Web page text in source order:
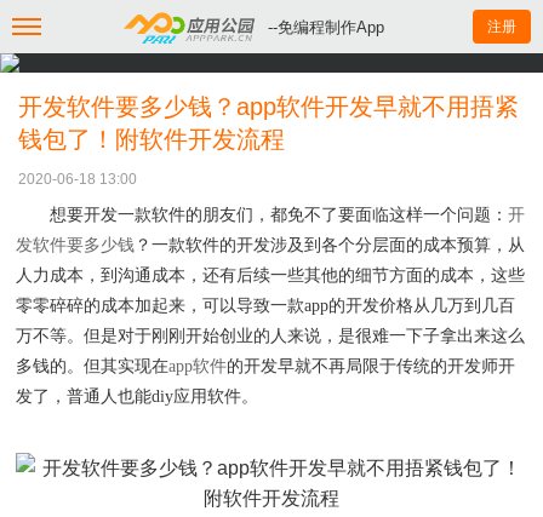
--免编程制作App 注册
开发软件要多少钱？app软件开发早就不用捂紧
钱包了！附软件开发流程
2020-06-18 13:00
想要开发一款软件的朋友们，都免不了要面临这样一个问题： 开
发软件要多少钱 ？一款软件的开发涉及到各个分层面的成本预算，从
人力成本，到沟通成本，还有后续一些其他的细节方面的成本，这些
零零碎碎的成本加起来，可以导致一款app的开发价格从几万到几百
万不等。但是对于刚刚开始创业的人来说，是很难一下子拿出来这么
多钱的。但其实现在app软件的开发早就不再局限于传统的开发师开
发了，普通人也能diy应用软件。